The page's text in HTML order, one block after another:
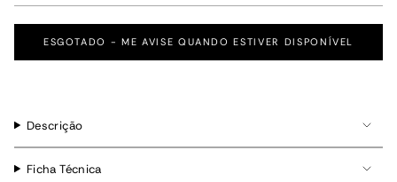
ESGOTADO - ME AVISE QUANDO ESTIVER DISPONÍVEL
Descrição
Ficha Técnica